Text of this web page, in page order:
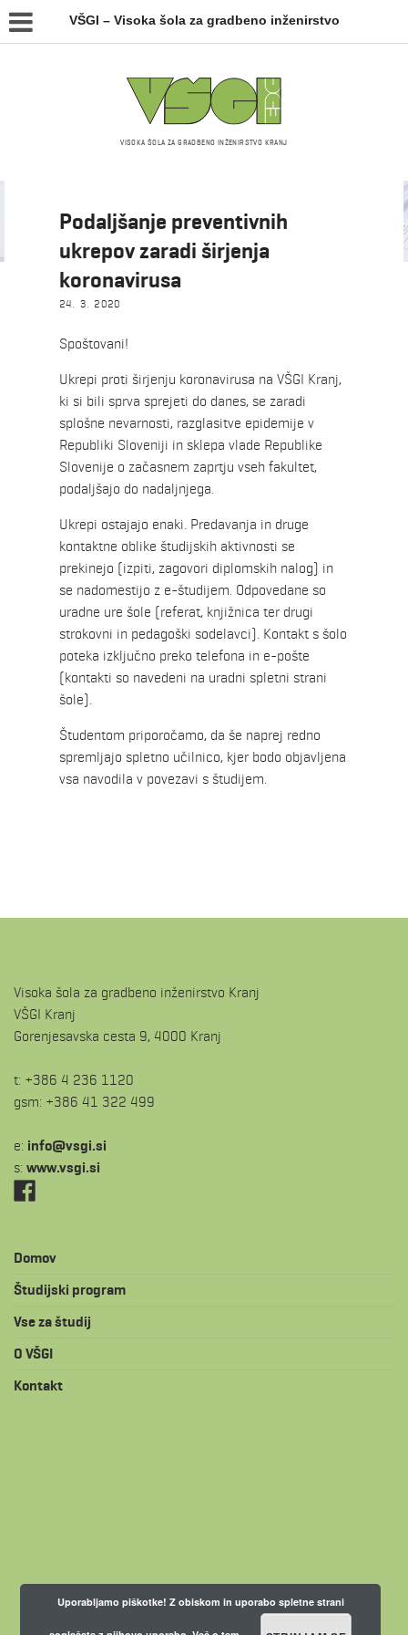
VŠGI – Visoka šola za gradbeno inženirstvo
VISOKA ŠOLA ZA GRADBENO INŽENIRSTVO KRANJ
NovicePodaljšanje preventivnih
ukrepov zaradi širjenja
koronavirusa
24. 3. 2020
Spoštovani!
Ukrepi proti širjenju koronavirusa na VŠGI Kranj,
ki si bili sprva sprejeti do danes, se zaradi
splošne nevarnosti, razglasitve epidemije v
Republiki Sloveniji in sklepa vlade Republike
Slovenije o začasnem zaprtju vseh fakultet,
podaljšajo do nadaljnjega.
Ukrepi ostajajo enaki. Predavanja in druge
kontaktne oblike študijskih aktivnosti se
prekinejo (izpiti, zagovori diplomskih nalog) in
se nadomestijo z e-študijem. Odpovedane so
uradne ure šole (referat, knjižnica ter drugi
strokovni in pedagoški sodelavci). Kontakt s šolo
poteka izključno preko telefona in e-pošte
(kontakti so navedeni na uradni spletni strani
šole).
Študentom priporočamo, da še naprej redno
spremljajo spletno učilnico, kjer bodo objavljena
vsa navodila v povezavi s študijem.
Visoka šola za gradbeno inženirstvo Kranj
VŠGI Kranj
Gorenjesavska cesta 9, 4000 Kranj
t: +386 4 236 1120
gsm: +386 41 322 499
e: is.igsv@ofni
s: www.vsgi.si
Domov
Študijski program
Vse za študij
O VŠGI
Kontakt
Uporabljamo piškotke! Z obiskom in uporabo spletne strani